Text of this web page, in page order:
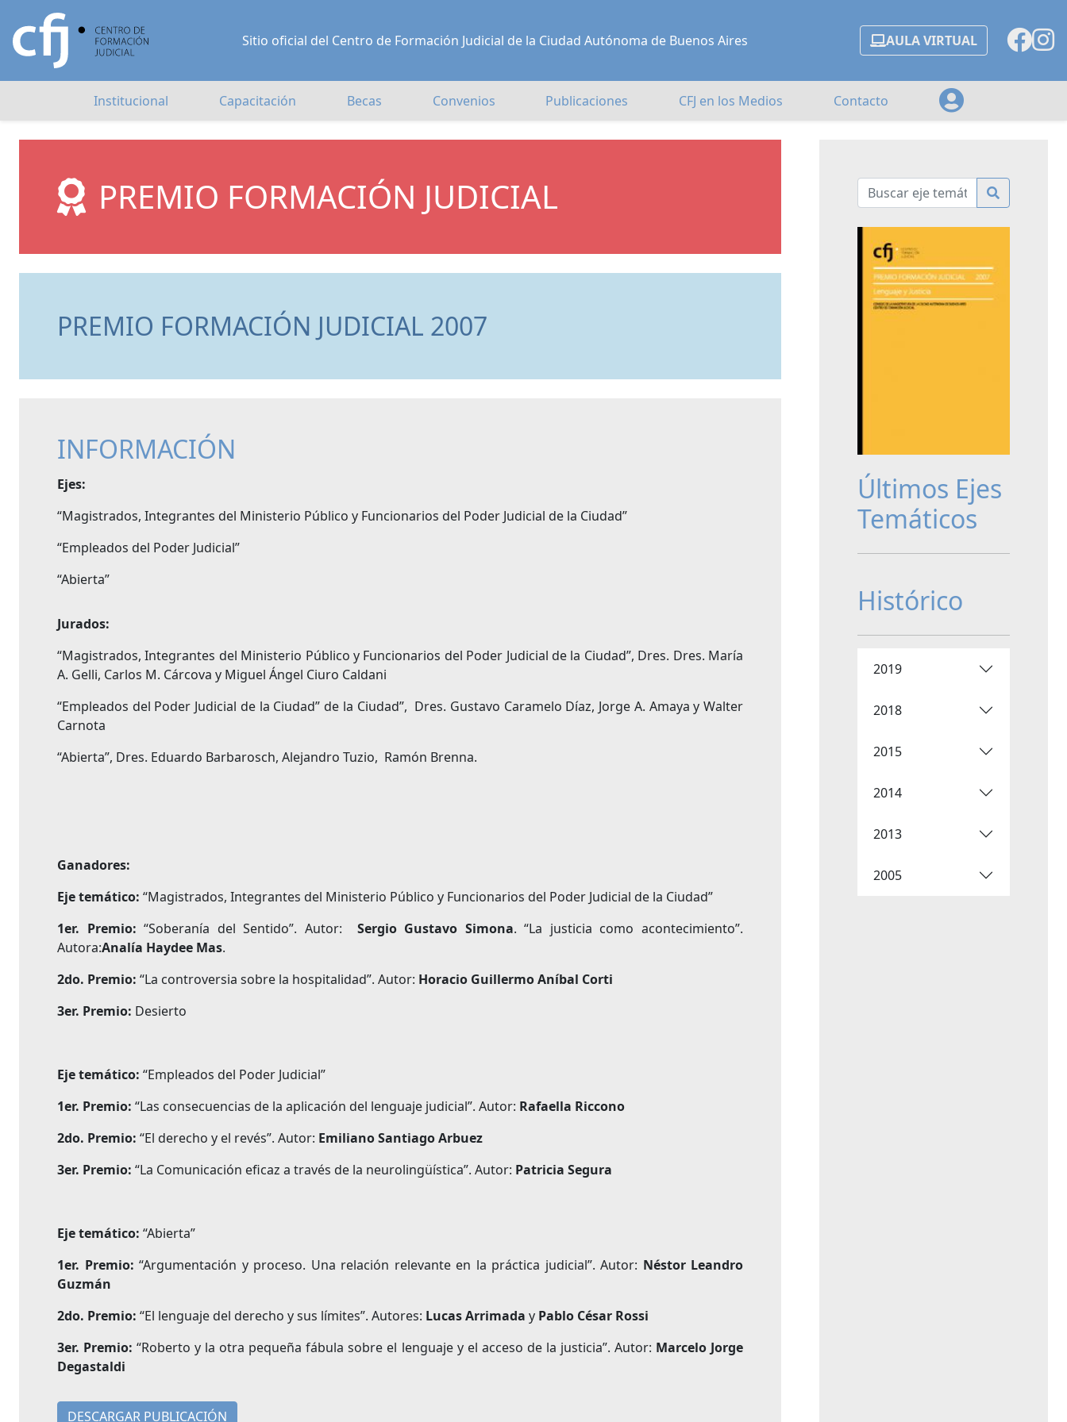
Sitio oficial del Centro de Formación Judicial de la Ciudad Autónoma de Buenos Aires AULA VIRTUAL
Institucional Capacitación Becas Convenios Publicaciones CFJ en los Medios Contacto
PREMIO FORMACIÓN JUDICIAL
PREMIO FORMACIÓN JUDICIAL 2007
INFORMACIÓN
Ejes:
“Magistrados, Integrantes del Ministerio Público y Funcionarios del Poder Judicial de la Ciudad”
“Empleados del Poder Judicial”
“Abierta”
Jurados:
“Magistrados, Integrantes del Ministerio Público y Funcionarios del Poder Judicial de la Ciudad”, Dres. Dres. María
A. Gelli, Carlos M. Cárcova y Miguel Ángel Ciuro Caldani
“Empleados del Poder Judicial de la Ciudad” de la Ciudad”, Dres. Gustavo Caramelo Díaz, Jorge A. Amaya y Walter
Carnota
“Abierta”, Dres. Eduardo Barbarosch, Alejandro Tuzio, Ramón Brenna.
Ganadores:
Eje temático: “Magistrados, Integrantes del Ministerio Público y Funcionarios del Poder Judicial de la Ciudad”
1er. Premio:“Soberanía del Sentido”. Autor: Sergio Gustavo Simona. “La justicia como acontecimiento”.
Autora:Analía Haydee Mas.
2do. Premio: “La controversia sobre la hospitalidad”. Autor: Horacio Guillermo Aníbal Corti
3er. Premio: Desierto
Eje temático: “Empleados del Poder Judicial”
1er. Premio: “Las consecuencias de la aplicación del lenguaje judicial”. Autor: Rafaella Riccono
2do. Premio: “El derecho y el revés”. Autor: Emiliano Santiago Arbuez
3er. Premio: “La Comunicación eficaz a través de la neurolingüística”. Autor: Patricia Segura
Eje temático: “Abierta”
1er. Premio: “Argumentación y proceso. Una relación relevante en la práctica judicial”. Autor: Néstor Leandro
Guzmán
2do. Premio: “El lenguaje del derecho y sus límites”. Autores: Lucas Arrimada y Pablo César Rossi
3er. Premio: “Roberto y la otra pequeña fábula sobre el lenguaje y el acceso de la justicia”. Autor: Marcelo Jorge
Degastaldi
DESCARGAR PUBLICACIÓN
Últimos Ejes
Temáticos
Histórico
2019
2018
2015
2014
2013
2005